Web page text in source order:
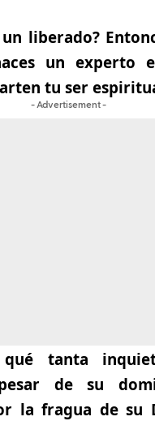
liberado?
un experto
tu ser
- Advertisement -
qué tanta
de su
la fragua de su